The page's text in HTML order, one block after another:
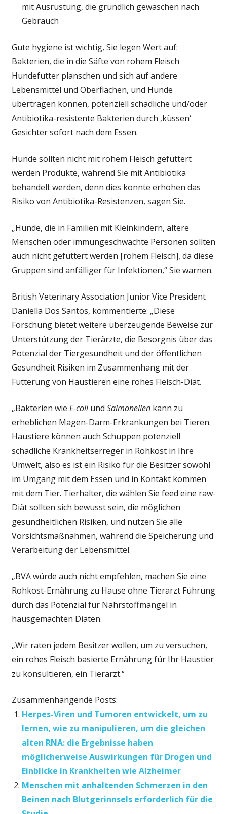
mit Ausrüstung, die gründlich gewaschen nach
Gebrauch
Gute hygiene ist wichtig, Sie legen Wert auf:
Bakterien, die in die Säfte von rohem Fleisch
Hundefutter planschen und sich auf andere
Lebensmittel und Oberflächen, und Hunde
übertragen können, potenziell schädliche und/oder
Antibiotika-resistente Bakterien durch ‚küssen‘
Gesichter sofort nach dem Essen.
Hunde sollten nicht mit rohem Fleisch gefüttert
werden Produkte, während Sie mit Antibiotika
behandelt werden, denn dies könnte erhöhen das
Risiko von Antibiotika-Resistenzen, sagen Sie.
„Hunde, die in Familien mit Kleinkindern, ältere
Menschen oder immungeschwächte Personen sollten
auch nicht gefüttert werden [rohem Fleisch], da diese
Gruppen sind anfälliger für Infektionen,“ Sie warnen.
British Veterinary Association Junior Vice President
Daniella Dos Santos, kommentierte: „Diese
Forschung bietet weitere überzeugende Beweise zur
Unterstützung der Tierärzte, die Besorgnis über das
Potenzial der Tiergesundheit und der öffentlichen
Gesundheit Risiken im Zusammenhang mit der
Fütterung von Haustieren eine rohes Fleisch-Diät.
„Bakterien wie E-coliund Salmonellenkann zu
erheblichen Magen-Darm-Erkrankungen bei Tieren.
Haustiere können auch Schuppen potenziell
schädliche Krankheitserreger in Rohkost in Ihre
Umwelt, also es ist ein Risiko für die Besitzer sowohl
im Umgang mit dem Essen und in Kontakt kommen
mit dem Tier. Tierhalter, die wählen Sie feed eine raw-
Diät sollten sich bewusst sein, die möglichen
gesundheitlichen Risiken, und nutzen Sie alle
Vorsichtsmaßnahmen, während die Speicherung und
Verarbeitung der Lebensmittel.
„BVA würde auch nicht empfehlen, machen Sie eine
Rohkost-Ernährung zu Hause ohne Tierarzt Führung
durch das Potenzial für Nährstoffmangel in
hausgemachten Diäten.
„Wir raten jedem Besitzer wollen, um zu versuchen,
ein rohes Fleisch basierte Ernährung für Ihr Haustier
zu konsultieren, ein Tierarzt.“
Zusammenhängende Posts:
Herpes-Viren und Tumoren entwickelt, um zu
lernen, wie zu manipulieren, um die gleichen
alten RNA: die Ergebnisse haben
möglicherweise Auswirkungen für Drogen und
Einblicke in Krankheiten wie Alzheimer
Menschen mit anhaltenden Schmerzen in den
Beinen nach Blutgerinnsels erforderlich für die